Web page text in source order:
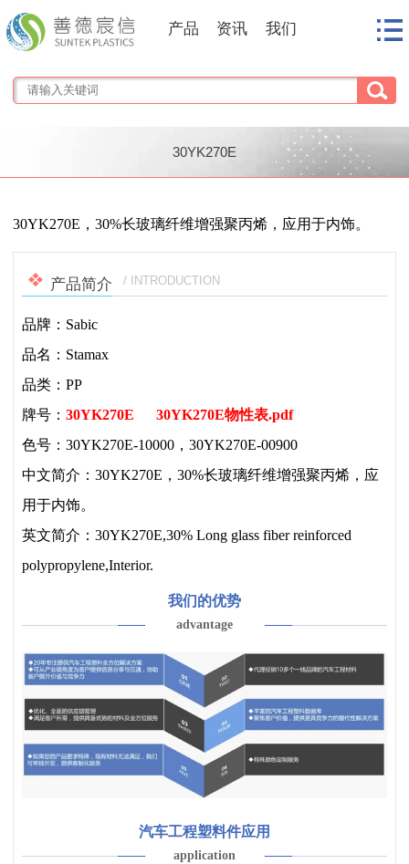
产品 资讯 我们
30YK270E
1/1
30YK270E，30%长玻璃纤维增强聚丙烯，应用于内饰。
产品简介 / INTRODUCTION
品牌：Sabic
品名：Stamax
品类：PP
牌号： 30YK270E
30YK270E物性表.pdf
色号：30YK270E-10000，30YK270E-00900
中文简介：30YK270E，30%长玻璃纤维增强聚丙烯，应
用于内饰。
英文简介：30YK270E,30% Long glass fiber reinforced
polypropylene,Interior.
我们的优势
advantage
汽车工程塑料件应用
application